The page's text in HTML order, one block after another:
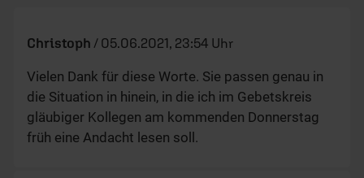
Christoph / 05.06.2021, 23:54 Uhr
Vielen Dank für diese Worte. Sie passen genau in
die Situation in hinein, in die ich im Gebetskreis
gläubiger Kollegen am kommenden Donnerstag
früh eine Andacht lesen soll.